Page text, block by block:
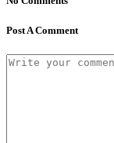
Post A Comment